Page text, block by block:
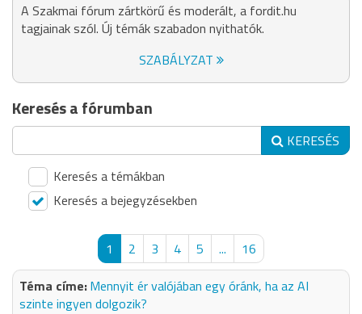
A Szakmai fórum zártkörű és moderált, a fordit.hu
tagjainak szól. Új témák szabadon nyithatók.
SZABÁLYZAT
Keresés a fórumban
KERESÉS
Keresés a témákban
Keresés a bejegyzésekben
1 2 3 4 5 ...
16
Mennyit ér valójában egy óránk, ha az AI
szinte ingyen dolgozik?